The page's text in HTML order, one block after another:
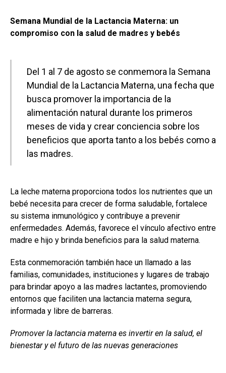
Semana Mundial de la Lactancia Materna: un
compromiso con la salud de madres y bebés
Del 1 al 7 de agosto se conmemora la Semana
Mundial de la Lactancia Materna, una fecha que
busca promover la importancia de la
alimentación natural durante los primeros
meses de vida y crear conciencia sobre los
beneficios que aporta tanto a los bebés como a
las madres.
La leche materna proporciona todos los nutrientes que un
bebé necesita para crecer de forma saludable, fortalece
su sistema inmunológico y contribuye a prevenir
enfermedades. Además, favorece el vínculo afectivo entre
madre e hijo y brinda beneficios para la salud materna.
Esta conmemoración también hace un llamado a las
familias, comunidades, instituciones y lugares de trabajo
para brindar apoyo a las madres lactantes, promoviendo
entornos que faciliten una lactancia materna segura,
informada y libre de barreras.
Promover la lactancia materna es invertir en la salud, el
bienestar y el futuro de las nuevas generaciones